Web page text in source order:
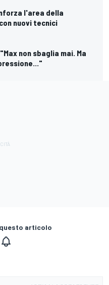
l'area della
nuovi tecnici
non sbaglia mai. Ma
articolo